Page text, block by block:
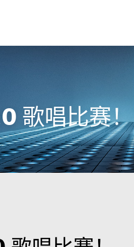
歌唱比赛！